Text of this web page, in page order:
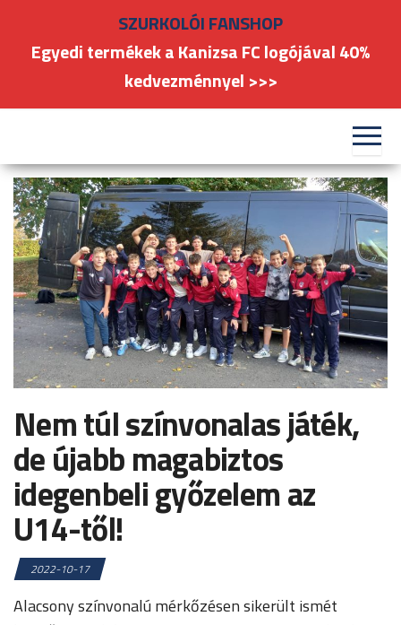
FC
#kanizsafoci
Nem túl színvonalas játék,
de újabb magabiztos
idegenbeli győzelem az
U14-től!
2022-10-17
Alacsony színvonalú mérkőzésen sikerült ismét
SZURKOLÓI FANSHOP
Egyedi termékek a Kanizsa FC logójával 40%
kedvezménnyel >>>